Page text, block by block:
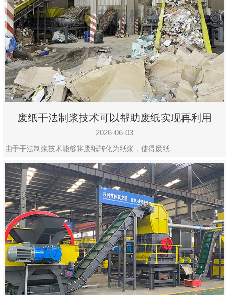
废纸干法制浆技术可以帮助废纸实现再利用
2026-06-03
由于干法制浆技术能够将废纸转化为纸浆，使得废纸…